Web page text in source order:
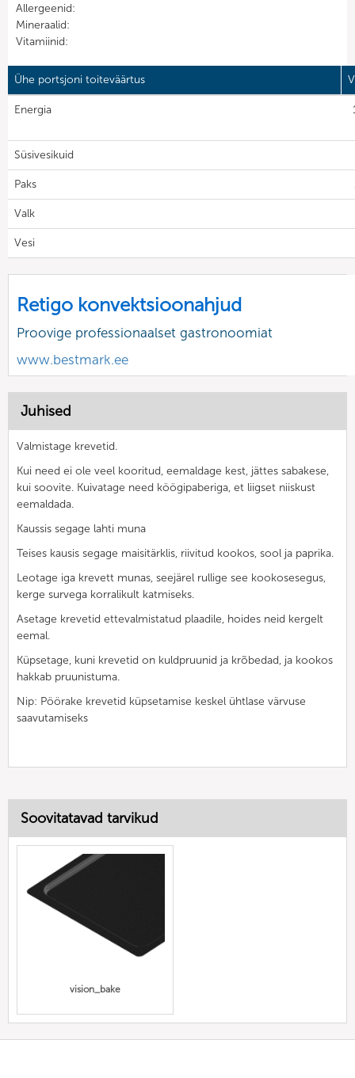
Allergeenid:
Mineraalid:
Vitamiinid:
Ühe portsjoni toiteväärtus
Energia
Süsivesikuid
Paks
Valk
Vesi
Retigo konvektsioonahjud
Proovige professionaalset gastronoomiat
www.bestmark.ee
Juhised
Valmistage krevetid.
Kui need ei ole veel kooritud, eemaldage kest, jättes sabakese,
kui soovite. Kuivatage need köögipaberiga, et liigset niiskust
eemaldada.
Kaussis segage lahti muna
Teises kausis segage maisitärklis, riivitud kookos, sool ja paprika.
Leotage iga krevett munas, seejärel rullige see kookosesegus,
kerge survega korralikult katmiseks.
Asetage krevetid ettevalmistatud plaadile, hoides neid kergelt
eemal.
Küpsetage, kuni krevetid on kuldpruunid ja krõbedad, ja kookos
hakkab pruunistuma.
Nip: Pöörake krevetid küpsetamise keskel ühtlase värvuse
saavutamiseks
Soovitatavad tarvikud
vision_bake